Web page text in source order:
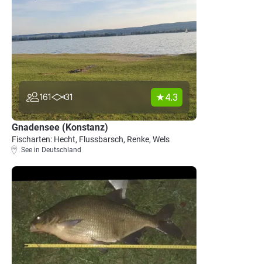
161 31 4.3
Gnadensee (Konstanz)
Fischarten: Hecht, Flussbarsch, Renke, Wels
See in Deutschland